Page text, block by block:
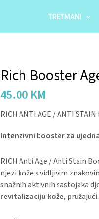
TRETMANI
Rich Booster
45.00 KM
RICH ANTI AGE / ANTI STAIN
Intenzivni booster za
RICH Anti Age / Anti Stain
njezi kože s vidljivim
snažnih aktivnih sastojaka
revitalizaciju kože,
Rich
Age
quantity